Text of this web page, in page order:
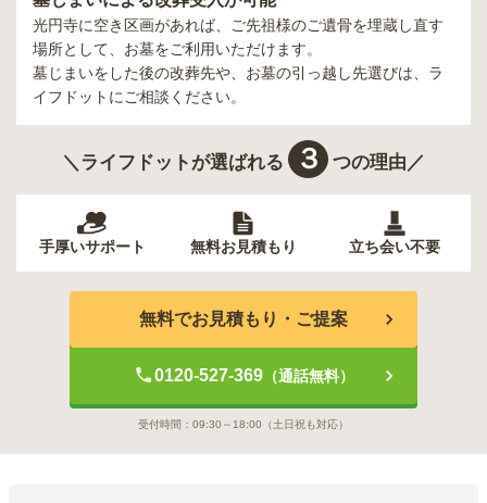
光円寺に空き区画があれば、ご先祖様のご遺骨を埋蔵し直す
場所として、お墓をご利用いただけます。
墓じまいをした後の改葬先や、お墓の引っ越し先選びは、ラ
イフドットにご相談ください。
＼ライフドットが選ばれる ３ つの理由／
手厚いサポート 無料お見積もり 立ち会い不要
無料でお見積もり・ご提案
0120-527-369（通話無料）
受付時間： 09:30～18:00 （土日祝も対応）